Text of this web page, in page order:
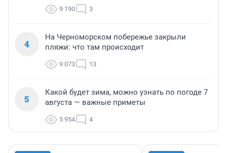
9 190 3
4
На Черноморском побережье закрыли
пляжи: что там происходит
9 073 13
5
Какой будет зима, можно узнать по погоде 7
августа — важные приметы
5 954 4